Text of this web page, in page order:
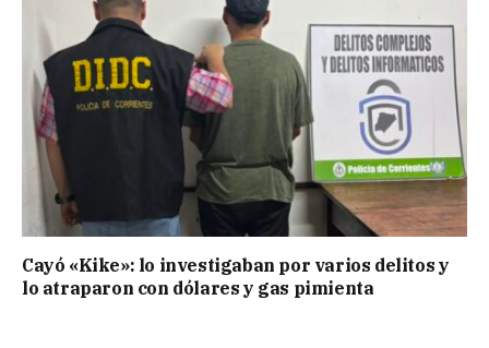
Cayó «Kike»: lo investigaban por varios delitos y
lo atraparon con dólares y gas pimienta